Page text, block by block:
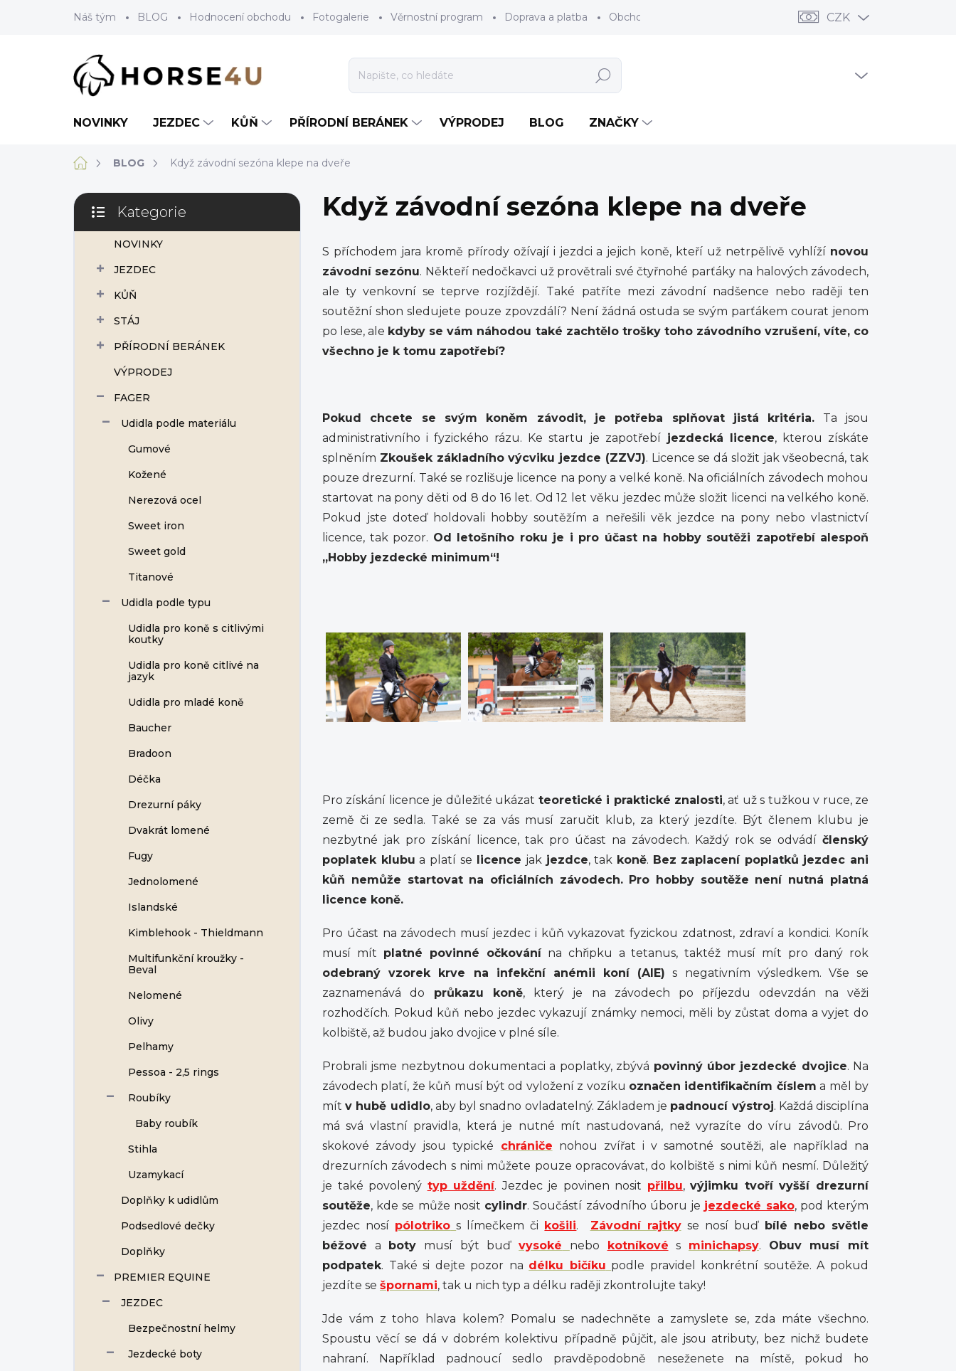
Náš tým BLOG Hodnocení obchodu Fotogalerie Věrnostní program Doprava a platba Obchodní podmínky Ochrana osobních údajů
CZK
Hledat
NOVINKY JEZDEC KŮŇ PŘÍRODNÍ BERÁNEK VÝPRODEJ BLOG ZNAČKY
DomůBLOG Když závodní sezóna klepe na dveře
P
s
Přeskočit
kategorie
Kategorie
NOVINKY
JEZDEC
KŮŇ
STÁJ
PŘÍRODNÍ BERÁNEK
VÝPRODEJ
FAGER
Udidla podle materiálu
Gumové
Kožené
Nerezová ocel
Sweet iron
Sweet gold
Titanové
Udidla podle typu
Udidla pro koně s citlivými
koutky
Udidla pro koně citlivé na
jazyk
Udidla pro mladé koně
Baucher
Bradoon
Déčka
Drezurní páky
Dvakrát lomené
Fugy
Jednolomené
Islandské
Kimblehook - Thieldmann
Multifunkční kroužky -
Beval
Nelomené
Olivy
Pelhamy
Pessoa - 2,5 rings
Roubíky
Baby roubík
Stihla
Uzamykací
Doplňky k udidlům
Podsedlové dečky
Doplňky
PREMIER EQUINE
JEZDEC
Bezpečnostní helmy
Jezdecké boty
Když závodní sezóna klepe na dveře
S příchodem jara kromě přírody ožívají i jezdci a jejich koně, kteří už netrpělivě vyhlíží novou
závodní sezónu. Někteří nedočkavci už provětrali své čtyřnohé parťáky na halových závodech,
ale ty venkovní se teprve rozjíždějí. Také patříte mezi závodní nadšence nebo raději ten
soutěžní shon sledujete pouze zpovzdálí? Není žádná ostuda se svým parťákem courat jenom
po lese, ale kdyby se vám náhodou také zachtělo trošky toho závodního vzrušení, víte, co
všechno je k tomu zapotřebí?
Pokud chcete se svým koněm závodit, je potřeba splňovat jistá kritéria. Ta jsou
administrativního i fyzického rázu. Ke startu je zapotřebíjezdecká licence, kterou získáte
splněním Zkoušek základního výcviku jezdce (ZZVJ). Licence se dá složit jak všeobecná, tak
pouze drezurní. Také se rozlišuje licence na pony a velké koně. Na oficiálních závodech mohou
startovat na pony děti od 8 do 16 let. Od 12 let věku jezdec může složit licenci na velkého koně.
Pokud jste doteď holdovali hobby soutěžím a neřešili věk jezdce na pony nebo vlastnictví
licence, tak pozor. Od letošního roku je i pro účast na hobby soutěži zapotřebí alespoň
„Hobby jezdecké minimum“!
Pro získání licence je důležité ukázat teoretické i praktické znalosti, ať už s tužkou v ruce, ze
země či ze sedla. Také se za vás musí zaručit klub, za který jezdíte. Být členem klubu je
nezbytné jak pro získání licence, tak pro účast na závodech. Každý rok se odvádí členský
poplatek klubu a platí se licence jak jezdce, tak koně. Bez zaplacení poplatků jezdec ani
kůň nemůže startovat na oficiálních závodech. Pro hobby soutěže není nutná platná
licence koně.
Pro účast na závodech musí jezdec i kůň vykazovat fyzickou zdatnost, zdraví a kondici. Koník
musí mít platné povinné očkovánína chřipku a tetanus, taktéž musí mít pro daný rok
odebraný vzorek krve na infekční anémii koní (AIE) s negativním výsledkem. Vše se
zaznamenává do průkazu koně, který je na závodech po příjezdu odevzdán na věži
rozhodčích. Pokud kůň nebo jezdec vykazují známky nemoci, měli by zůstat doma a vyjet do
kolbiště, až budou jako dvojice v plné síle.
Probrali jsme nezbytnou dokumentaci a poplatky, zbývá povinný úbor jezdecké dvojice. Na
závodech platí, že kůň musí být od vyložení z vozíku označen identifikačním číslem a měl by
mítv hubě udidlo, aby byl snadno ovladatelný. Základem je padnoucí výstroj. Každá disciplína
má svá vlastní pravidla, která je nutné mít nastudovaná, než vyrazíte do víru závodů. Pro
skokové závody jsou typické chrániče nohou zvířat i v samotné soutěži, ale například na
drezurních závodech s nimi můžete pouze opracovávat, do kolbiště s nimi kůň nesmí. Důležitý
je také povolený typ uždění. Jezdec je povinen nosit přilbu,výjimku tvoří vyšší drezurní
soutěže, kde se může nosit cylindr. Součástí závodního úboru je jezdecké sako, pod kterým
jezdec nosí pólotriko s límečkem či košili. Závodní rajtkyse nosí buďbílé nebo světle
béžové a boty musí být buďvysoké nebo kotníkové s minichapsy. Obuv musí mít
podpatek. Také si dejte pozor na délku bičíku podle pravidel konkrétní soutěže. A pokud
jezdíte se špornami, tak u nich typ a délku raději zkontrolujte taky!
Jde vám z toho hlava kolem? Pomalu se nadechněte a zamyslete se, zda máte všechno.
Spoustu věcí se dá v dobrém kolektivu případně půjčit, ale jsou atributy, bez nichž budete
nahraní. Například padnoucí sedlo pravděpodobně neseženete na místě, pokud ho